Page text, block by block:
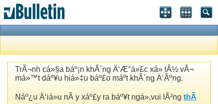
TrÃ¬nh cá»§a báº¡n khÃ´ng Ä‘Æ°á»£c xá»­ lÃ½ vÃ¬
má»™t dáº¥u hiá»‡u báº£o máº­t khÃ´ng Ä‘Ãºng.
Náº¿u Ä‘iá»u nÃ y xáº£y ra báº¥t ngá»,vui lÃ²ng thÃ